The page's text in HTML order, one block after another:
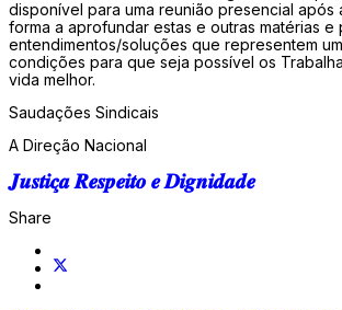
disponível para uma reunião presencial após
forma a aprofundar estas e outras matérias e
entendimentos/soluções que representem
condições para que seja possível os
vida melhor.
Saudações Sindicais
A Direção Nacional
𝑱𝒖𝒔𝒕𝒊𝒄̧𝒂 𝑹𝒆𝒔𝒑𝒆𝒊𝒕𝒐 𝒆 𝑫𝒊𝒈𝒏𝒊𝒅𝒂𝒅𝒆
Share